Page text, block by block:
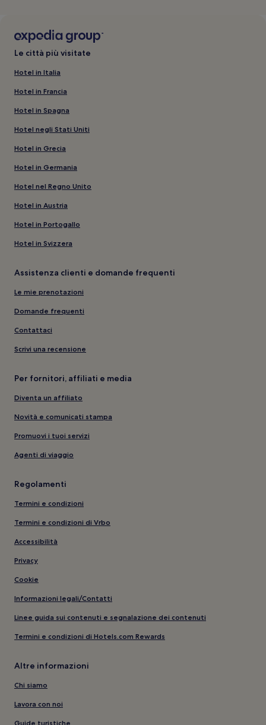
Le città più visitate
Hotel in Italia
Hotel in Francia
Hotel in Spagna
Hotel negli Stati Uniti
Hotel in Grecia
Hotel in Germania
Hotel nel Regno Unito
Hotel in Austria
Hotel in Portogallo
Hotel in Svizzera
Assistenza clienti e domande frequenti
Le mie prenotazioni
Domande frequenti
Contattaci
Scrivi una recensione
Per fornitori, affiliati e media
Diventa un affiliato
Novità e comunicati stampa
Promuovi i tuoi servizi
Agenti di viaggio
Regolamenti
Termini e condizioni
Termini e condizioni di Vrbo
Accessibilità
Privacy
Cookie
Informazioni legali/Contatti
Linee guida sui contenuti e segnalazione dei contenuti
Termini e condizioni di Hotels.com Rewards
Altre informazioni
Chi siamo
Lavora con noi
Guide turistiche